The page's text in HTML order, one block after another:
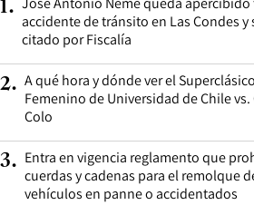
1.
accidente de tránsito en Las Condes y
citado por Fiscalía
2. A qué hora y dónde ver el Superclásico
Femenino de Universidad de Chile vs.
Colo
3. Entra en vigencia reglamento que
cuerdas y cadenas para el remolque
vehículos en panne o accidentados